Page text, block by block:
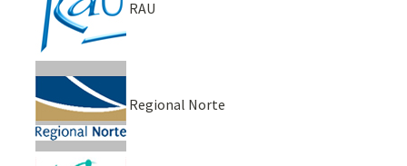
RAU
Regional Norte